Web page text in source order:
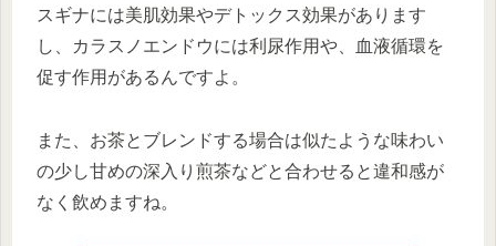
スギナには美肌効果やデトックス効果があります
し、カラスノエンドウには利尿作用や、血液循環を
促す作用があるんですよ。
また、お茶とブレンドする場合は似たような味わい
の少し甘めの深入り煎茶などと合わせると違和感が
なく飲めますね。